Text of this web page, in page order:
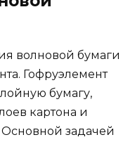
волновой бумаги
Гофруэлемент
бумагу,
картона и
задачей